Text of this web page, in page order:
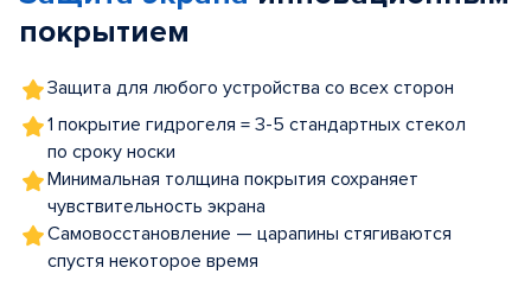
покрытием
Защита для любого устройства со всех сторон
1 покрытие гидрогеля = 3-5 стандартных стекол
по сроку носки
Минимальная толщина покрытия сохраняет
чувствительность экрана
Самовосстановление — царапины стягиваются
спустя некоторое время